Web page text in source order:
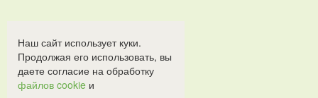
Наш сайт использует куки.
Продолжая его использовать, вы
даете согласие на обработку
файлов cookie и